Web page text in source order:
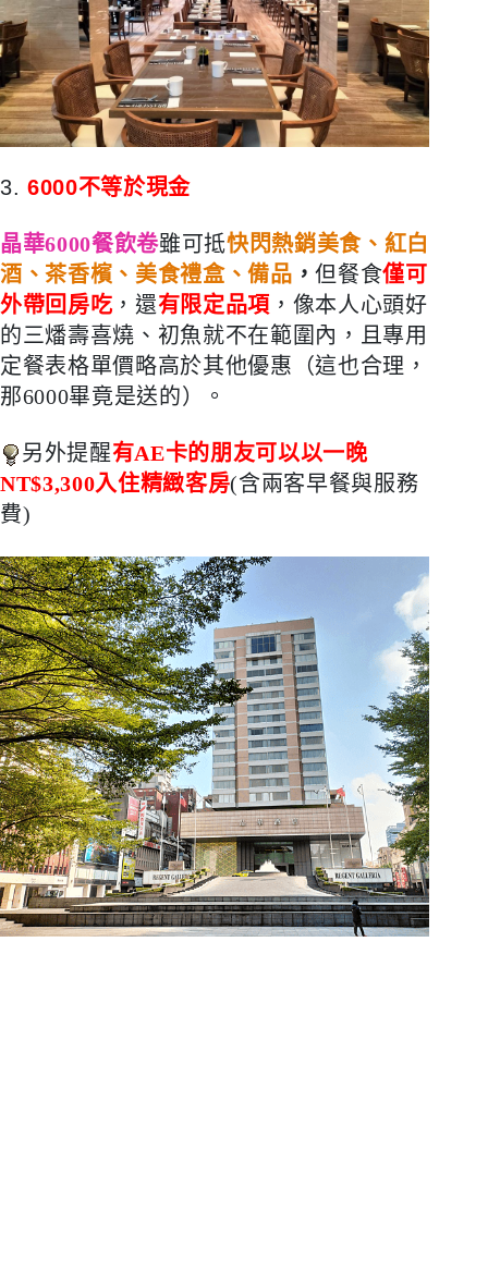
3. 6000不等於現金
晶華6000餐飲卷雖可抵快閃熱銷美食、紅白
酒、茶香檳、美食禮盒、備品 ，但餐食僅可
外帶回房吃 ，還有限定品項 ，像本人心頭好
的三燔壽喜燒、初魚就不在範圍內，且專用
定餐表格單價略高於其他優惠（這也合理，
那6000畢竟是送的）。
另外提醒有AE卡的朋友可以以一晚
NT$3,300入住精緻客房(含兩客早餐與服務
費)